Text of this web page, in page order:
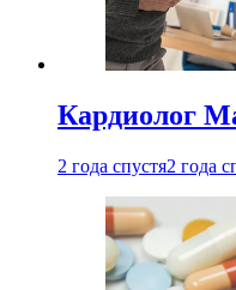
Кардиолог
2 года спустя2 года